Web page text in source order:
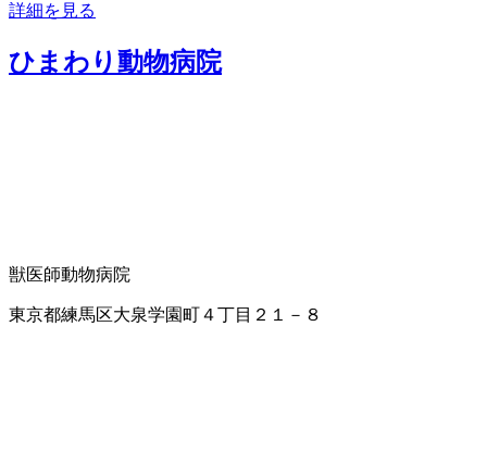
詳細を見る
ひまわり動物病院
獣医師動物病院
東京都練馬区大泉学園町４丁目２１－８